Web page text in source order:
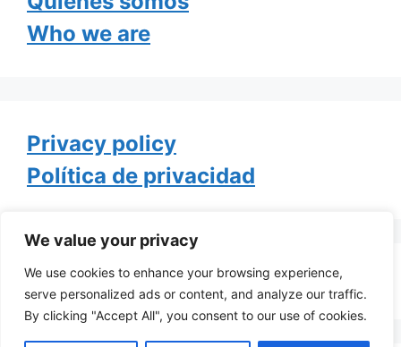
We value your privacy
We use cookies to enhance your browsing experience,
serve personalized ads or content, and analyze our traffic.
By clicking "Accept All", you consent to our use of cookies.
Who we are
Privacy policy
Política de privacidad
Tweets by TheGayOfLife